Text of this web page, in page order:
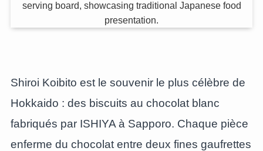
Shiroi Koibito est le souvenir le plus célèbre de
Hokkaido : des biscuits au chocolat blanc
fabriqués par ISHIYA à Sapporo. Chaque pièce
enferme du chocolat entre deux fines gaufrettes